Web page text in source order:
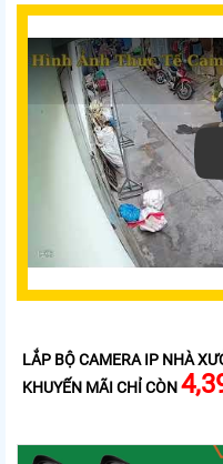
LẮP BỘ CAMERA IP NHÀ
KHUYẾN MÃI CHỈ CÒN